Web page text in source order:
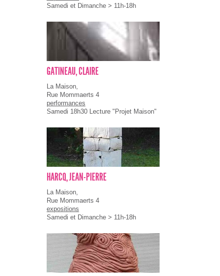
Samedi et Dimanche > 11h-18h
GATINEAU, CLAIRE
La Maison,
Rue Mommaerts 4
performances
Samedi 18h30 Lecture "Projet Maison"
HARCQ, JEAN-PIERRE
La Maison,
Rue Mommaerts 4
expositions
Samedi et Dimanche > 11h-18h